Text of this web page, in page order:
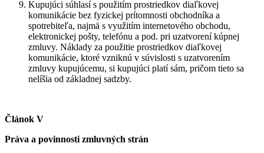
Kupujúci súhlasí s použitím prostriedkov diaľkovej
komunikácie bez fyzickej prítomnosti obchodníka a
spotrebiteľa, najmä s využitím internetového obchodu,
elektronickej pošty, telefónu a pod. pri uzatvorení kúpnej
zmluvy. Náklady za použitie prostriedkov diaľkovej
komunikácie, ktoré vzniknú v súvislosti s uzatvorením
zmluvy kupujúcemu, si kupujúci platí sám, pričom tieto sa
nelíšia od základnej sadzby.
Článok V
Práva a povinnosti zmluvných strán